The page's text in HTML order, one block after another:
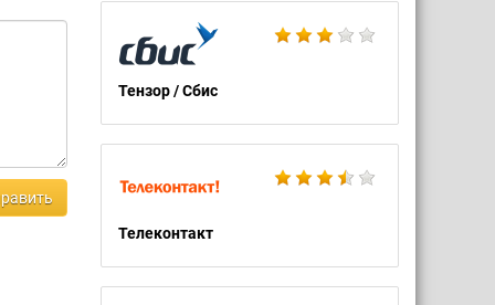
Тензор / Сбис
Телеконтакт